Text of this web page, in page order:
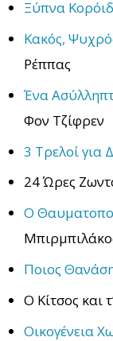
Ξύπνα
Κακός,
Ρέππας
Ένα
Φον Τζίφρεν
3 Τρελοί για
24 Ώρες
Ο
Ποιος
Ο Κίτσος και
Οικογένεια